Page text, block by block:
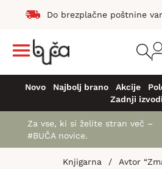
Do brezplačne poštnine
Novo Najbolj brano Akcije
Zadnji izvodi
Za vse, ki si želite stran več –
#BUČA novice.
Knjigarna / Avtor